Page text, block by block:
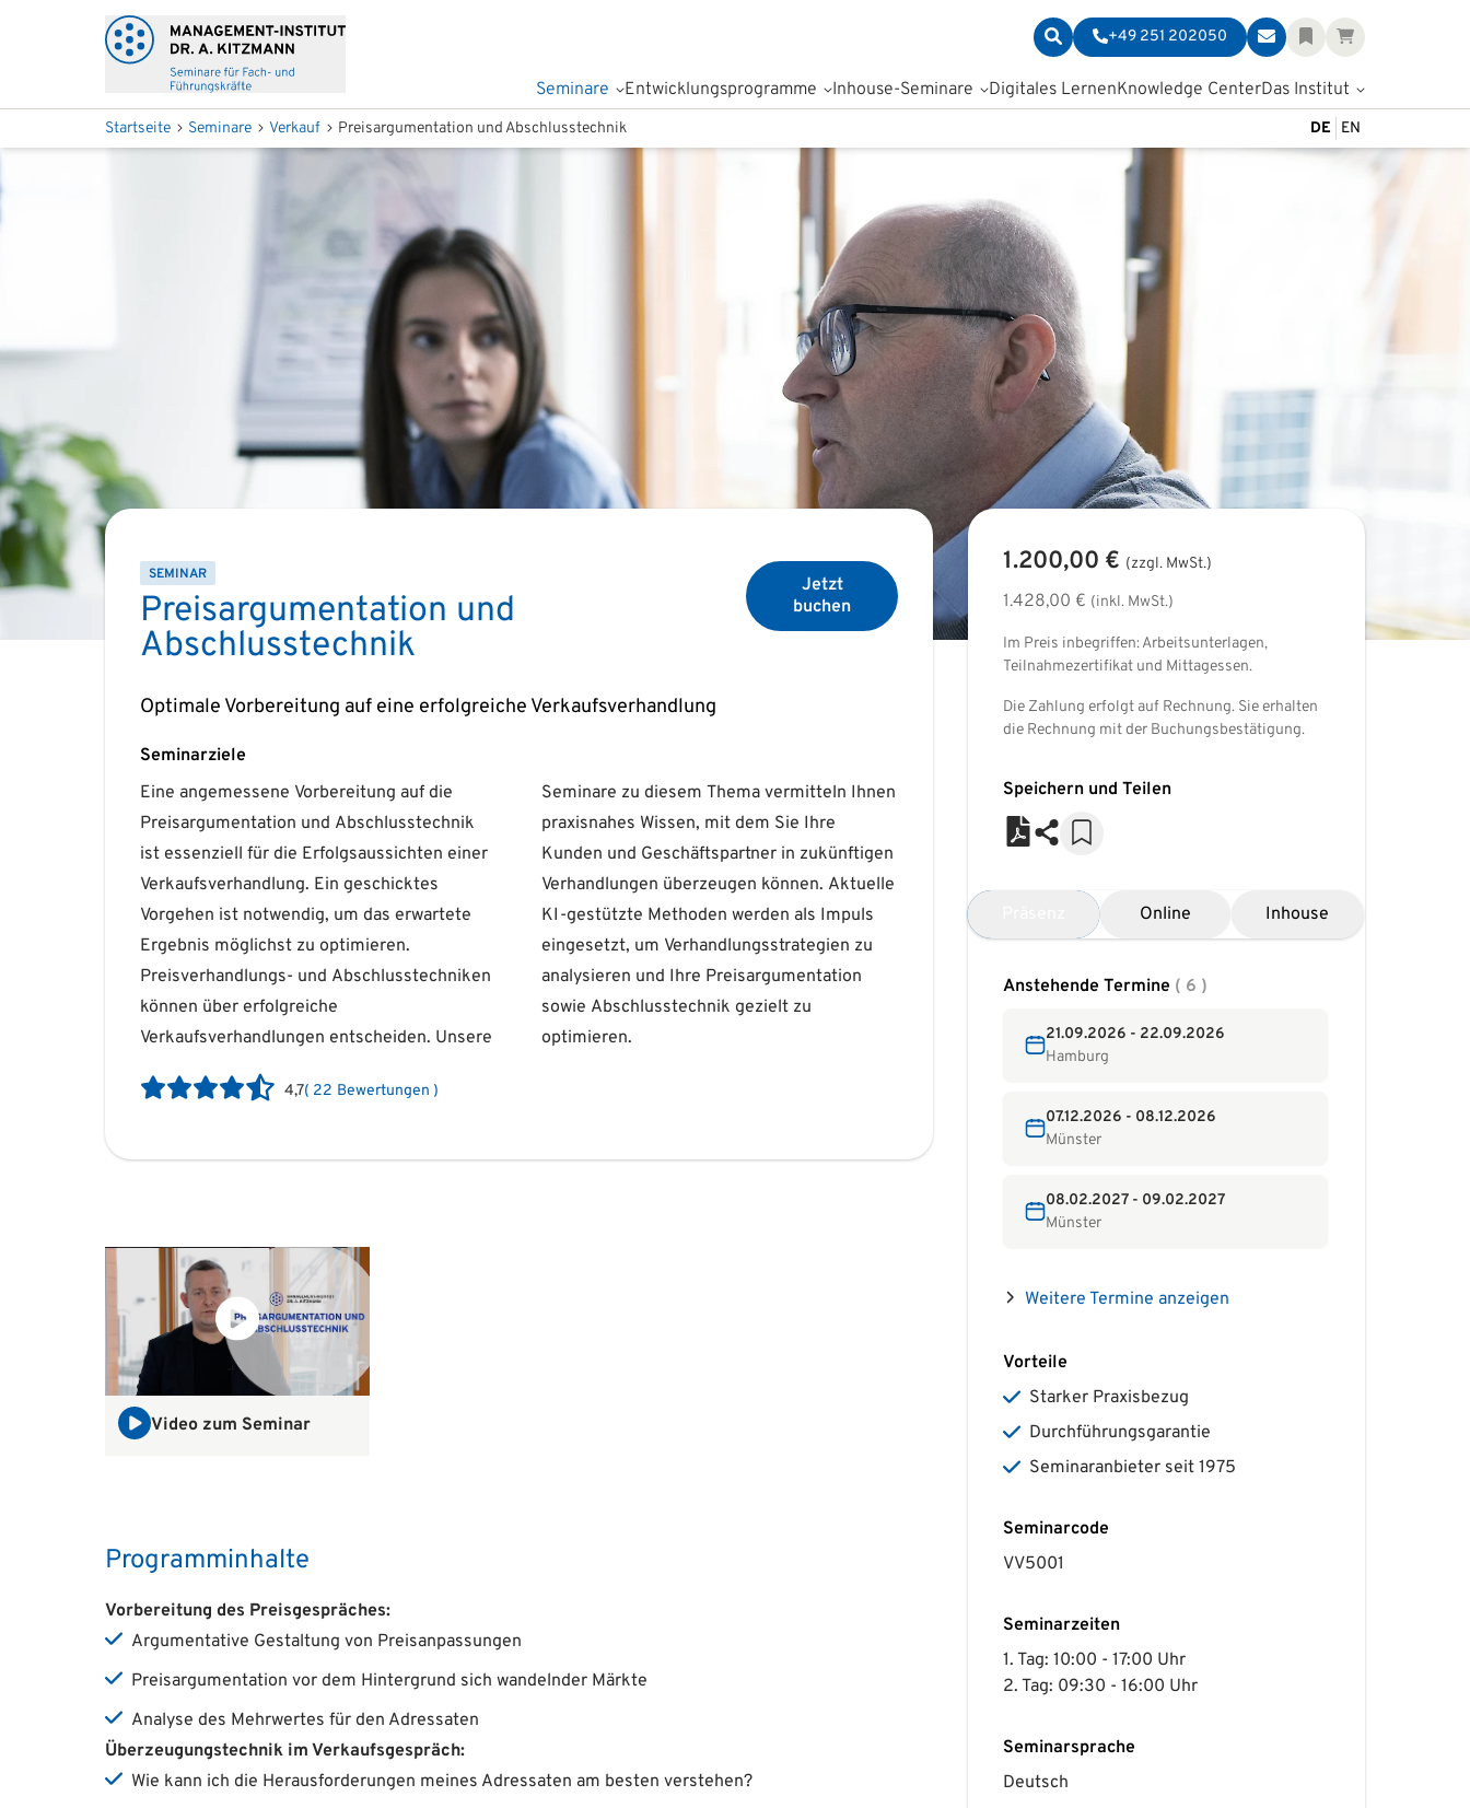
+49 251 202050
Seminare Entwicklungsprogramme Inhouse-Seminare Digitales LernenKnowledge CenterDas Institut
Startseite Seminare Verkauf Preisargumentation und Abschlusstechnik DE EN
SEMINAR
Preisargumentation und
Abschlusstechnik
Jetzt
buchen
Optimale Vorbereitung auf eine erfolgreiche Verkaufsverhandlung
Seminarziele
Eine angemessene Vorbereitung auf die
Preisargumentation und Abschlusstechnik
ist essenziell für die Erfolgsaussichten einer
Verkaufsverhandlung. Ein geschicktes
Vorgehen ist notwendig, um das erwartete
Ergebnis möglichst zu optimieren.
Preisverhandlungs- und Abschlusstechniken
können über erfolgreiche
Verkaufsverhandlungen entscheiden. Unsere
Seminare zu diesem Thema vermitteln Ihnen
praxisnahes Wissen, mit dem Sie Ihre
Kunden und Geschäftspartner in zukünftigen
Verhandlungen überzeugen können. Aktuelle
KI-gestützte Methoden werden als Impuls
eingesetzt, um Verhandlungsstrategien zu
analysieren und Ihre Preisargumentation
sowie Abschlusstechnik gezielt zu
optimieren.
4,7( 22 Bewertungen )
Video zum Seminar
Programminhalte
Vorbereitung des Preisgespräches:
Argumentative Gestaltung von Preisanpassungen
Preisargumentation vor dem Hintergrund sich wandelnder Märkte
Analyse des Mehrwertes für den Adressaten
Überzeugungstechnik im Verkaufsgespräch:
Wie kann ich die Herausforderungen meines Adressaten am besten verstehen?
1.200,00 € (zzgl. MwSt.)
1.428,00 € (inkl. MwSt.)
Im Preis inbegriffen: Arbeitsunterlagen,
Teilnahmezertifikat und Mittagessen.
Die Zahlung erfolgt auf Rechnung. Sie erhalten
die Rechnung mit der Buchungsbestätigung.
Speichern und Teilen
Online Inhouse
Anstehende Termine ( 6 )
21.09.2026 - 22.09.2026
Hamburg
07.12.2026 - 08.12.2026
Münster
08.02.2027 - 09.02.2027
Münster
Weitere Termine anzeigen
Vorteile
Starker Praxisbezug
Durchführungsgarantie
Seminaranbieter seit 1975
Seminarcode
VV5001
Seminarzeiten
1. Tag: 10:00 - 17:00 Uhr
2. Tag: 09:30 - 16:00 Uhr
Seminarsprache
Deutsch